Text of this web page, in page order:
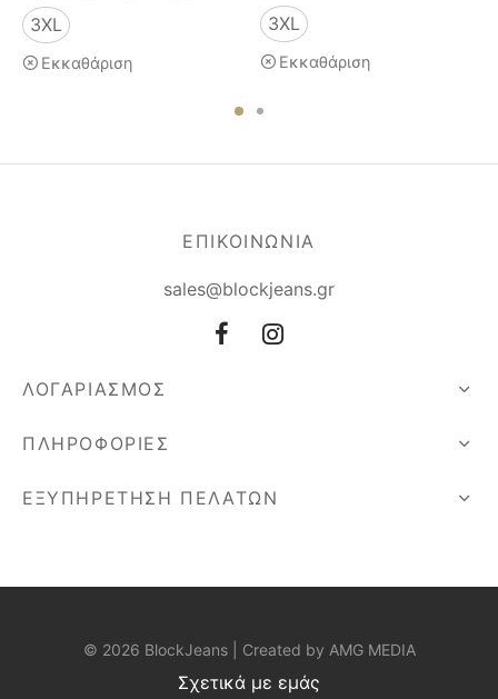
3XL
Εκκαθάριση
3XL
Εκκαθάριση
ΕΠΙΚΟΙΝΩΝΙΑ
sales@blockjeans.gr
ΛΟΓΑΡΙΑΣΜΟΣ
ΠΛΗΡΟΦΟΡΙΕΣ
ΕΞΥΠΗΡΕΤΗΣΗ ΠΕΛΑΤΩΝ
© 2026 BlockJeans | Created by AMG MEDIA
Σχετικά με εμάς